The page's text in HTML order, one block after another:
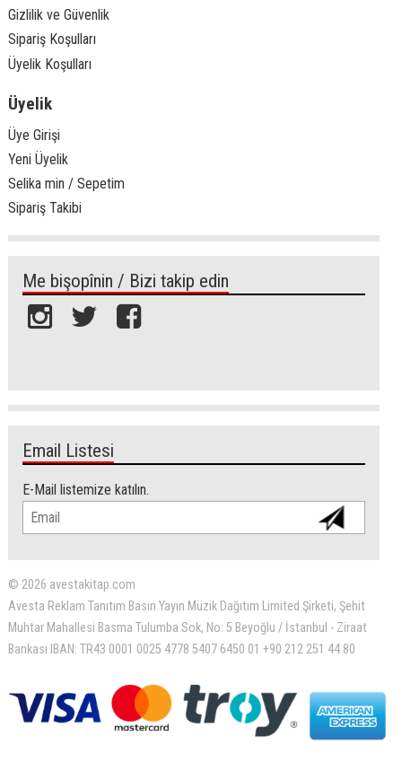
Gizlilik ve Güvenlik
Sipariş Koşulları
Üyelik Koşulları
Üyelik
Üye Girişi
Yeni Üyelik
Selika min / Sepetim
Sipariş Takibi
Me bişopînin / Bizi takip edin
Email Listesi
E-Mail listemize katılın.
© 2026 avestakitap.com
Avesta Reklam Tanıtım Basın Yayın Müzik Dağıtım Limited Şirketi, Şehit
Muhtar Mahallesi Basma Tulumba Sok, No: 5 Beyoğlu / İstanbul - Ziraat
Bankası IBAN: TR43 0001 0025 4778 5407 6450 01 +90 212 251 44 80